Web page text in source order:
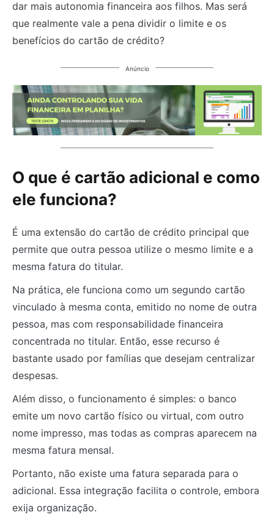
dar mais autonomia financeira aos filhos. Mas será
que realmente vale a pena dividir o limite e os
benefícios do cartão de crédito?
Anúncio
O que é cartão adicional e como
ele funciona?
É uma extensão do cartão de crédito principal que
permite que outra pessoa utilize o mesmo limite e a
mesma fatura do titular.
Na prática, ele funciona como um segundo cartão
vinculado à mesma conta, emitido no nome de outra
pessoa, mas com responsabilidade financeira
concentrada no titular. Então, esse recurso é
bastante usado por famílias que desejam centralizar
despesas.
Além disso, o funcionamento é simples: o banco
emite um novo cartão físico ou virtual, com outro
nome impresso, mas todas as compras aparecem na
mesma fatura mensal.
Portanto, não existe uma fatura separada para o
adicional. Essa integração facilita o controle, embora
exija organização.